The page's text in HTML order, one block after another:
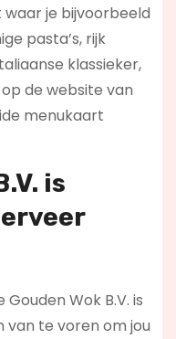
je bijvoorbeeld
pasta’s, rijk
klassieker,
de website van
menukaart
is
Wok B.V. is
te voren om jou